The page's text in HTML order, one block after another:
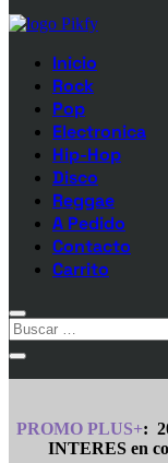
Inicio
Rock
Pop
Electronica
Hip-Hop
Disco
Reggae
A Pedido
Contacto
Carrito
PROMO PLUS+:
INTERES en